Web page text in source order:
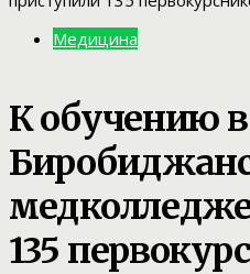
Медицина
К обучению в
135